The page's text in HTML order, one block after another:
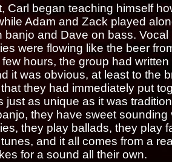
Carl began teaching himself
Adam and Zack played
banjo and Dave on bass.
were flowing like the beer
hours, the group had
it was obvious, at least to the
they had immediately put
just as unique as it was
they have sweet sounding
they play ballads, they play
and it all comes from a
for a sound all their own.